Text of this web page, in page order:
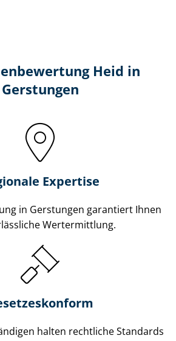
Heid in
Gerstungen
Expertise
in Gerstungen garantiert Ihnen
Wertermittlung.
halten rechtliche Standards